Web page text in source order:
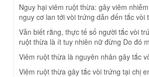
Nguy hại viêm ruột thừa: gây viêm
nguy cơ lan tới vòi trứng dẫn đến tắc vòi
Vẫn biết rằng, thực tế số người tắc vòi
ruột thừa là ít tuy nhiên nữ đừng Do đó
Viêm ruột thừa là nguyên nhân gây tắc
Viêm ruột thừa gây tắc vòi trứng tại chị